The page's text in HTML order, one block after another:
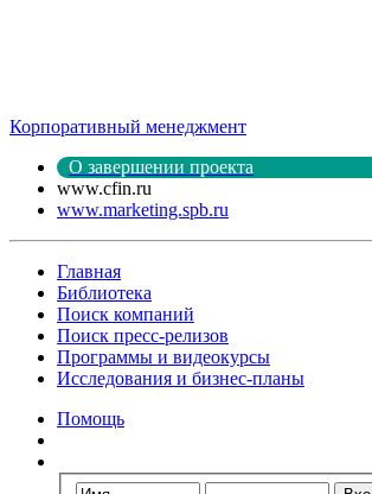
Корпоративный менеджмент
О завершении проекта
www.cfin.ru
www.marketing.spb.ru
Главная
Библиотека
Поиск компаний
Поиск пресс-релизов
Программы и видеокурсы
Исследования и бизнес-планы
Помощь